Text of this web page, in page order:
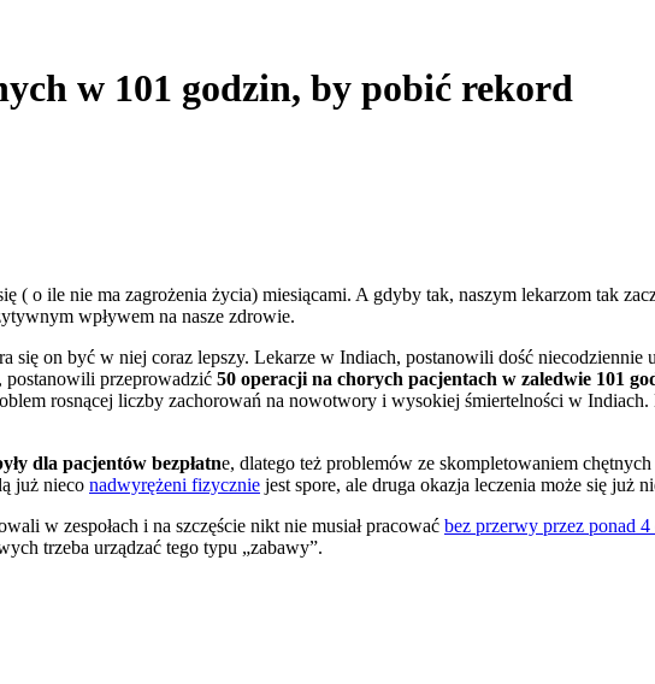
w 101 godzin, by pobić rekord
( o ile nie ma zagrożenia życia) miesiącami. A gdyby tak, naszym lekarzom tak
wpływem na nasze zdrowie.
się on być w niej coraz lepszy. Lekarze w Indiach, postanowili dość
postanowili przeprowadzić 50 operacji na chorych pacjentach w zaledwie 101
rosnącej liczby zachorowań na nowotwory i wysokiej śmiertelności w
dla pacjentów bezpłatne, dlatego też problemów ze skompletowaniem
już nieco nadwyrężeni fizycznie jest spore, ale druga okazja leczenia może się już
w zespołach i na szczęście nikt nie musiał pracować bez przerwy przez ponad
trzeba urządzać tego typu „zabawy”.